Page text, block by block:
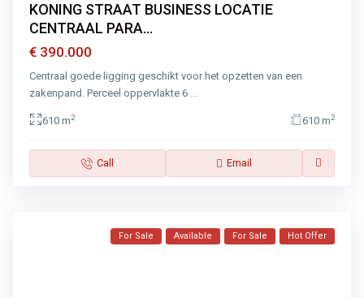
KONING STRAAT BUSINESS LOCATIE
CENTRAAL PARA...
€ 390.000
Centraal goede ligging geschikt voor het opzetten van een
zakenpand. Perceel oppervlakte 6 ...
610 m2 610 m2
Call Email
For Sale Available For Sale Hot Offer